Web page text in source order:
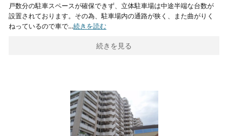
戸数分の駐車スペースが確保できず、立体駐車場は中途半端な台数が
設置されております。その為、駐車場内の通路が狭く、また曲がりく
ねっているので車で…続きを読む
続きを見る